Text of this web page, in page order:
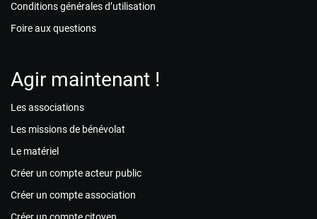
Conditions générales d’utilisation
Foire aux questions
Agir maintenant !
Les associations
Les missions de bénévolat
Le matériel
Créer un compte acteur public
Créer un compte association